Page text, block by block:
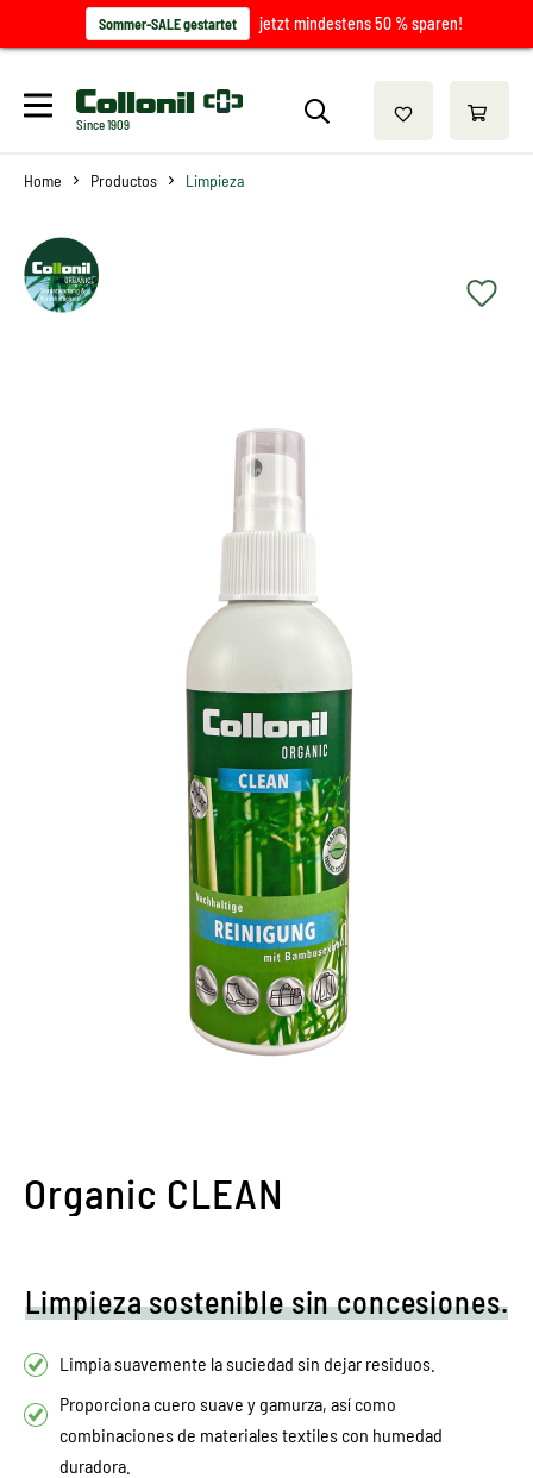
Sommer-SALE gestartet jetzt mindestens 50 % sparen!
Since 1909
Home Productos Limpieza
Organic CLEAN
Limpieza sostenible sin concesiones.
Limpia suavemente la suciedad sin dejar residuos.
Proporciona cuero suave y gamurza, así como
combinaciones de materiales textiles con humedad
duradora.